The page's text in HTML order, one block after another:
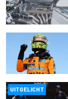
UITGELICHT